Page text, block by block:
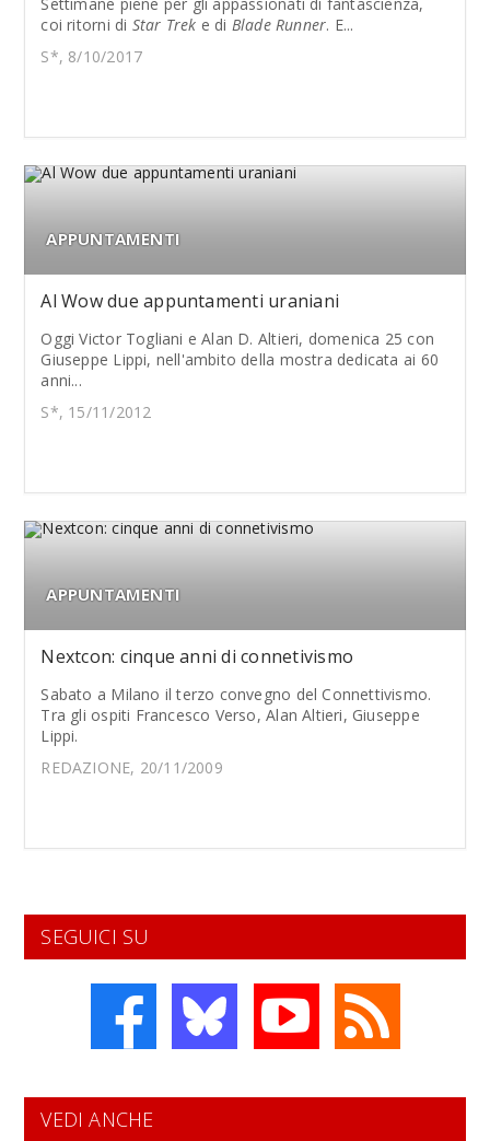
coi ritorni di Star Trek e di Blade Runner. E...
S*, 8/10/2017
APPUNTAMENTI
Al Wow due appuntamenti uraniani
Oggi Victor Togliani e Alan D. Altieri, domenica 25 con
Giuseppe Lippi, nell'ambito della mostra dedicata ai 60
anni...
S*, 15/11/2012
APPUNTAMENTI
Nextcon: cinque anni di connetivismo
Sabato a Milano il terzo convegno del Connettivismo.
Tra gli ospiti Francesco Verso, Alan Altieri, Giuseppe
Lippi.
REDAZIONE, 20/11/2009
SEGUICI SU
VEDI ANCHE